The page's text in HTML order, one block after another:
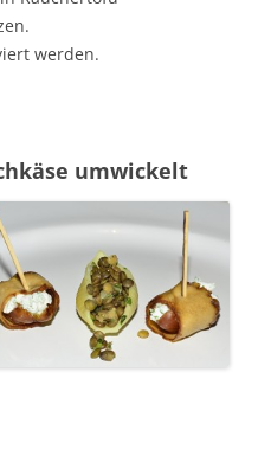
werden.
umwickelt